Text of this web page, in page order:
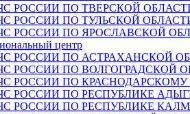
РОССИИ ПО ТВЕРСКОЙ
РОССИИ ПО ТУЛЬСКОЙ
РОССИИ ПО ЯРОСЛАВСКОЙ
центр
РОССИИ ПО АСТРАХАНСКОЙ
РОССИИ ПО ВОЛГОГРАДСКОЙ
РОССИИ ПО
РОССИИ ПО РЕСПУБЛИКЕ
РОССИИ ПО РЕСПУБЛИКЕ